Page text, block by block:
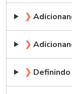
❯
❯
❯